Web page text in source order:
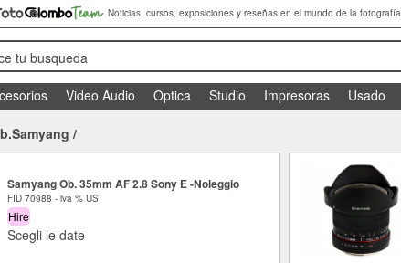
Noticias, cursos, exposiciones y reseñas en el mundo de la fotografía
tu busqueda
Video Audio Optica Studio Impresoras Usado
/
Samyang Ob. 35mm AF 2.8 Sony E -Noleggio
FID 70988 - iva % US
Hire
Scegli le date